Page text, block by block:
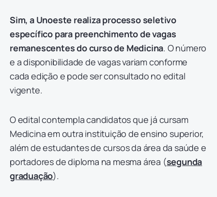
Sim, a Unoeste realiza processo seletivo
específico para preenchimento de vagas
remanescentes do curso de Medicina. O número
e a disponibilidade de vagas variam conforme
cada edição e pode ser consultado no edital
vigente.
O edital contempla candidatos que já cursam
Medicina em outra instituição de ensino superior,
além de estudantes de cursos da área da saúde e
portadores de diploma na mesma área (segunda
graduação).